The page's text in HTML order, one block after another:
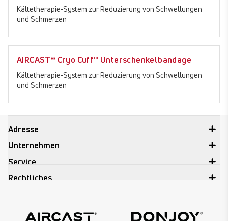
Kältetherapie-System zur Reduzierung von Schwellungen
und Schmerzen
AIRCAST® Cryo Cuff™ Unterschenkelbandage
Kältetherapie-System zur Reduzierung von Schwellungen
und Schmerzen
Adresse
Unternehmen
Service
Rechtliches